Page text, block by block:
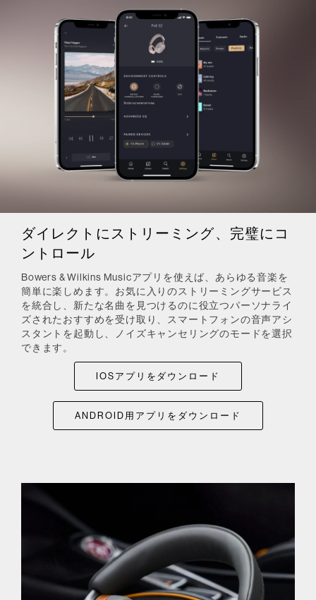
ダイレクトにストリーミング、完璧にコ
ントロール
Bowers & Wilkins Musicアプリを使えば、あらゆる音楽を
簡単に楽しめます。お気に入りのストリーミングサービス
を統合し、新たな名曲を見つけるのに役立つパーソナライ
ズされたおすすめを受け取り、スマートフォンの音声アシ
スタントを起動し、ノイズキャンセリングのモードを選択
できます。
IOSアプリをダウンロード
ANDROID用アプリをダウンロード